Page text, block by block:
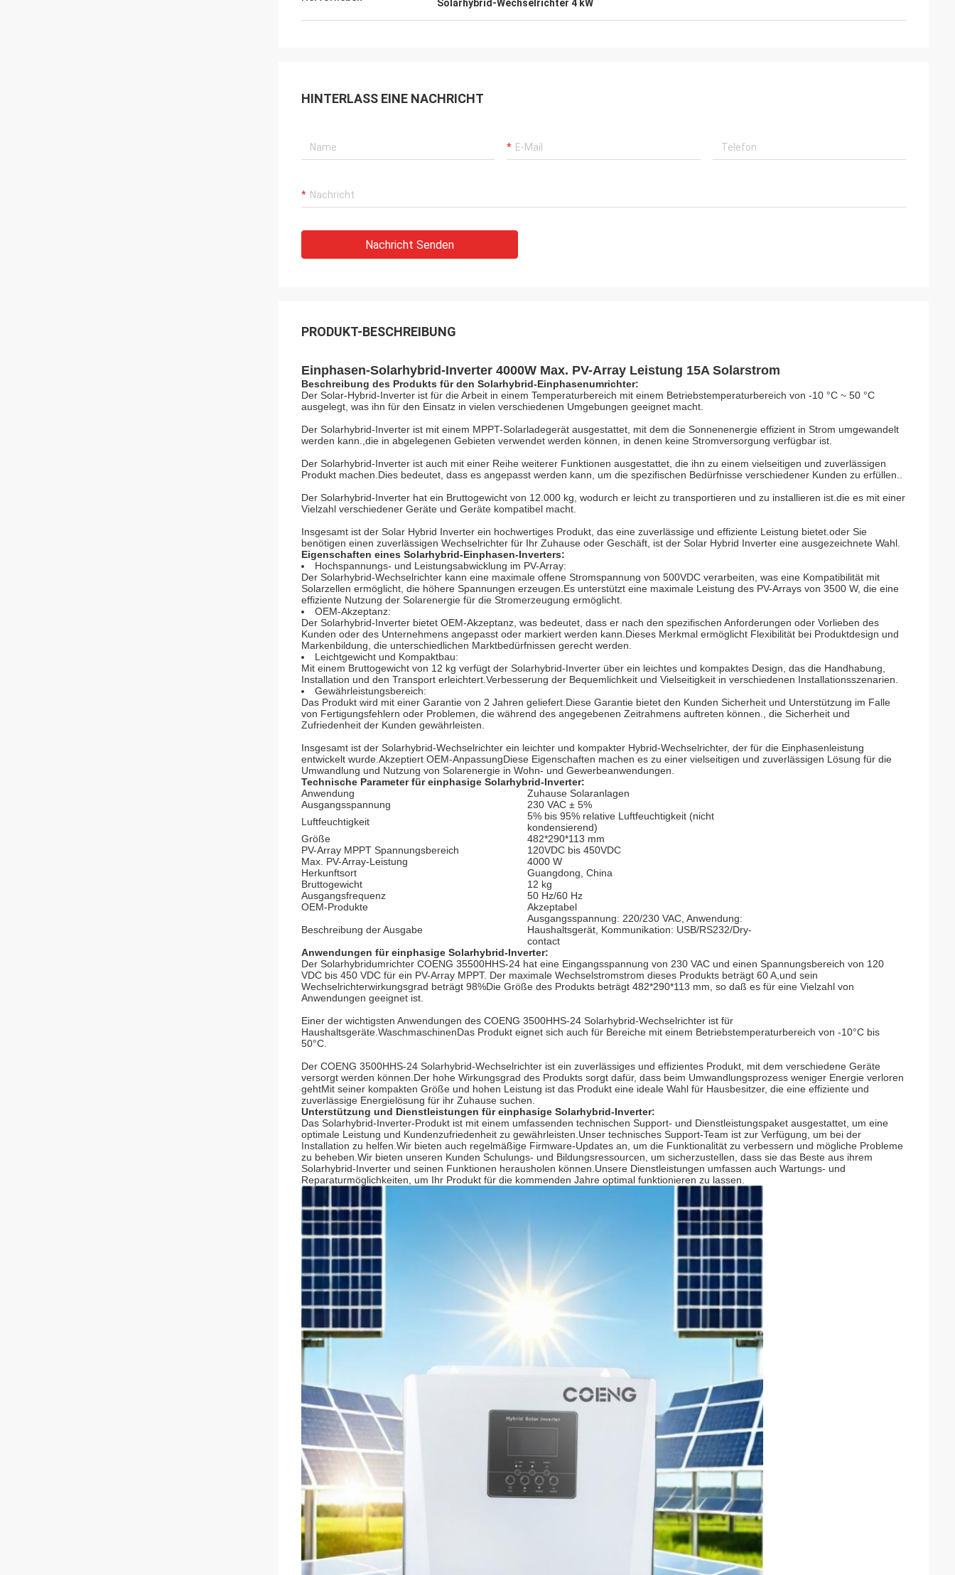
Solarhybrid-Wechselrichter 4 kW
HINTERLASS EINE NACHRICHT
Nachricht Senden
PRODUKT-BESCHREIBUNG
Einphasen-Solarhybrid-Inverter 4000W Max. PV-Array Leistung 15A Solarstrom
Beschreibung des Produkts für den Solarhybrid-Einphasenumrichter:
Der Solar-Hybrid-Inverter ist für die Arbeit in einem Temperaturbereich mit einem Betriebstemperaturbereich von -10 °C ~ 50 °C
ausgelegt, was ihn für den Einsatz in vielen verschiedenen Umgebungen geeignet macht.
Der Solarhybrid-Inverter ist mit einem MPPT-Solarladegerät ausgestattet, mit dem die Sonnenenergie effizient in Strom umgewandelt
werden kann.,die in abgelegenen Gebieten verwendet werden können, in denen keine Stromversorgung verfügbar ist.
Der Solarhybrid-Inverter ist auch mit einer Reihe weiterer Funktionen ausgestattet, die ihn zu einem vielseitigen und zuverlässigen
Produkt machen.Dies bedeutet, dass es angepasst werden kann, um die spezifischen Bedürfnisse verschiedener Kunden zu erfüllen..
Der Solarhybrid-Inverter hat ein Bruttogewicht von 12.000 kg, wodurch er leicht zu transportieren und zu installieren ist.die es mit einer
Vielzahl verschiedener Geräte und Geräte kompatibel macht.
Insgesamt ist der Solar Hybrid Inverter ein hochwertiges Produkt, das eine zuverlässige und effiziente Leistung bietet.oder Sie
benötigen einen zuverlässigen Wechselrichter für Ihr Zuhause oder Geschäft, ist der Solar Hybrid Inverter eine ausgezeichnete Wahl.
Eigenschaften eines Solarhybrid-Einphasen-Inverters:
Hochspannungs- und Leistungsabwicklung im PV-Array:
Der Solarhybrid-Wechselrichter kann eine maximale offene Stromspannung von 500VDC verarbeiten, was eine Kompatibilität mit
Solarzellen ermöglicht, die höhere Spannungen erzeugen.Es unterstützt eine maximale Leistung des PV-Arrays von 3500 W, die eine
effiziente Nutzung der Solarenergie für die Stromerzeugung ermöglicht.
OEM-Akzeptanz:
Der Solarhybrid-Inverter bietet OEM-Akzeptanz, was bedeutet, dass er nach den spezifischen Anforderungen oder Vorlieben des
Kunden oder des Unternehmens angepasst oder markiert werden kann.Dieses Merkmal ermöglicht Flexibilität bei Produktdesign und
Markenbildung, die unterschiedlichen Marktbedürfnissen gerecht werden.
Leichtgewicht und Kompaktbau:
Mit einem Bruttogewicht von 12 kg verfügt der Solarhybrid-Inverter über ein leichtes und kompaktes Design, das die Handhabung,
Installation und den Transport erleichtert.Verbesserung der Bequemlichkeit und Vielseitigkeit in verschiedenen Installationsszenarien.
Gewährleistungsbereich:
Das Produkt wird mit einer Garantie von 2 Jahren geliefert.Diese Garantie bietet den Kunden Sicherheit und Unterstützung im Falle
von Fertigungsfehlern oder Problemen, die während des angegebenen Zeitrahmens auftreten können., die Sicherheit und
Zufriedenheit der Kunden gewährleisten.
Insgesamt ist der Solarhybrid-Wechselrichter ein leichter und kompakter Hybrid-Wechselrichter, der für die Einphasenleistung
entwickelt wurde.Akzeptiert OEM-AnpassungDiese Eigenschaften machen es zu einer vielseitigen und zuverlässigen Lösung für die
Umwandlung und Nutzung von Solarenergie in Wohn- und Gewerbeanwendungen.
Technische Parameter für einphasige Solarhybrid-Inverter:
Anwendung
Zuhause Solaranlagen
Ausgangsspannung
230 VAC ± 5%
Luftfeuchtigkeit
5% bis 95% relative Luftfeuchtigkeit (nicht
kondensierend)
Größe
482*290*113 mm
PV-Array MPPT Spannungsbereich
120VDC bis 450VDC
Max. PV-Array-Leistung
4000 W
Herkunftsort
Guangdong, China
Bruttogewicht
12 kg
Ausgangsfrequenz
50 Hz/60 Hz
OEM-Produkte
Akzeptabel
Beschreibung der Ausgabe
Ausgangsspannung: 220/230 VAC, Anwendung:
Haushaltsgerät, Kommunikation: USB/RS232/Dry-
contact
Anwendungen für einphasige Solarhybrid-Inverter:
Der Solarhybridumrichter COENG 35500HHS-24 hat eine Eingangsspannung von 230 VAC und einen Spannungsbereich von 120
VDC bis 450 VDC für ein PV-Array MPPT. Der maximale Wechselstromstrom dieses Produkts beträgt 60 A,und sein
Wechselrichterwirkungsgrad beträgt 98%Die Größe des Produkts beträgt 482*290*113 mm, so daß es für eine Vielzahl von
Anwendungen geeignet ist.
Einer der wichtigsten Anwendungen des COENG 3500HHS-24 Solarhybrid-Wechselrichter ist für
Haushaltsgeräte.WaschmaschinenDas Produkt eignet sich auch für Bereiche mit einem Betriebstemperaturbereich von -10°C bis
50°C.
Der COENG 3500HHS-24 Solarhybrid-Wechselrichter ist ein zuverlässiges und effizientes Produkt, mit dem verschiedene Geräte
versorgt werden können.Der hohe Wirkungsgrad des Produkts sorgt dafür, dass beim Umwandlungsprozess weniger Energie verloren
gehtMit seiner kompakten Größe und hohen Leistung ist das Produkt eine ideale Wahl für Hausbesitzer, die eine effiziente und
zuverlässige Energielösung für ihr Zuhause suchen.
Unterstützung und Dienstleistungen für einphasige Solarhybrid-Inverter:
Das Solarhybrid-Inverter-Produkt ist mit einem umfassenden technischen Support- und Dienstleistungspaket ausgestattet, um eine
optimale Leistung und Kundenzufriedenheit zu gewährleisten.Unser technisches Support-Team ist zur Verfügung, um bei der
Installation zu helfen.Wir bieten auch regelmäßige Firmware-Updates an, um die Funktionalität zu verbessern und mögliche Probleme
zu beheben.Wir bieten unseren Kunden Schulungs- und Bildungsressourcen, um sicherzustellen, dass sie das Beste aus ihrem
Solarhybrid-Inverter und seinen Funktionen herausholen können.Unsere Dienstleistungen umfassen auch Wartungs- und
Reparaturmöglichkeiten, um Ihr Produkt für die kommenden Jahre optimal funktionieren zu lassen.